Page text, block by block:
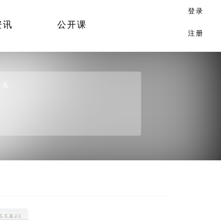
讯 公开课
登录
注册